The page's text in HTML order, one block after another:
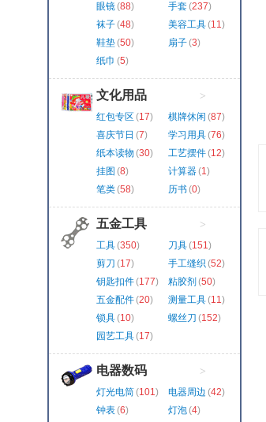
眼镜(88) 手套(237)
袜子(48) 美容工具(11)
鞋垫(50) 扇子(3)
纸巾 (5)
>
文化用品
红包专区 (17) 棋牌休闲 (87)
喜庆节日 (7) 学习用具(76)
纸本读物 (30) 工艺摆件(12)
挂图 (8) 计算器(1)
笔类(58) 历书(0)
>
五金工具
工具(350) 刀具(151)
剪刀 (17) 手工缝织(52)
钥匙扣件(177) 粘胶剂 (50)
五金配件(20) 测量工具(11)
锁具(10) 螺丝刀 (152)
园艺工具(17)
>
电器数码
灯光电筒(101) 电器周边 (42)
钟表(6) 灯泡(4)